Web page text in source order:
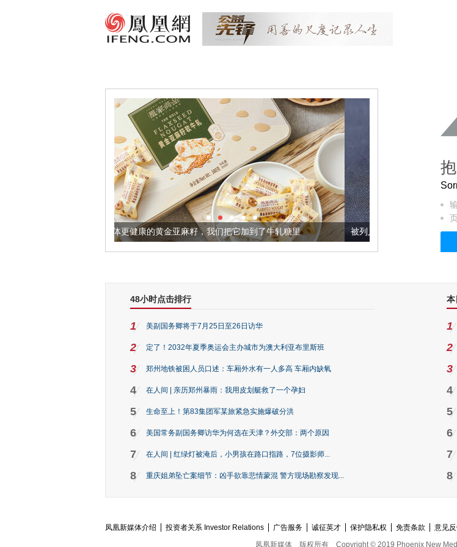
让身体更健康的黄金亚麻籽，我们把它加到了牛轧糖里 被列入佛家七宝的它到底有多美？
48小时点击排行
1 美副国务卿将于7月25日至26日访华
2 定了！2032年夏季奥运会主办城市为澳大利亚布里斯班
3 郑州地铁被困人员口述：车厢外水有一人多高 车厢内缺氧
4 在人间 | 亲历郑州暴雨：我用皮划艇救了一个孕妇
5 生命至上！第83集团军某旅紧急实施爆破分洪
6 美国常务副国务卿访华为何选在天津？外交部：两个原因
7 在人间 | 红绿灯被淹后，小男孩在路口指路，7位摄影师...
8 重庆姐弟坠亡案细节：凶手欲靠悲情蒙混 警方现场勘察发现...
本
1
2
3
4
5
6
7
8
凤凰新媒体介绍 投资者关系 Investor Relations 广告服务 诚征英才 保护隐私权 免责条款 意见
凤凰新媒体
版权所有 Copyright © 2019 Phoenix New